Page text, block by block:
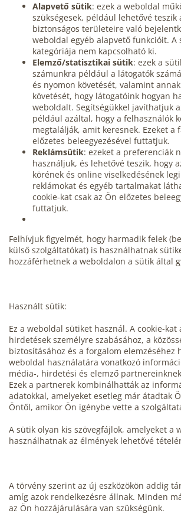
Alapvető sütik: ezek a weboldal
szükségesek, például lehetővé teszik
biztonságos területeire való
weboldal egyéb alapvető funkcióit. A
kategóriája nem kapcsolható ki.
Elemző/statisztikai sütik: ezek a
számunkra például a látogatók
és nyomon követését, valamint
követését, hogy látogatóink hogyan
weboldalt. Segítségükkel javíthatjuk
például azáltal, hogy a felhasználók
megtalálják, amit keresnek. Ezeket a
előzetes beleegyezésével futtatjuk.
Reklámsütik: ezeket a preferenciák
használjuk, és lehetővé teszik, hogy
körének és online viselkedésének
reklámokat és egyéb tartalmakat
cookie-kat csak az Ön előzetes
futtatjuk.
Felhívjuk figyelmét, hogy harmadik felek
külső szolgáltatókat) is használhatnak
hozzáférhetnek a weboldalon a sütik által
Használt sütik:
Ez a weboldal sütiket használ. A cookie-kat
hirdetések személyre szabásához, a
biztosításához és a forgalom elemzéséhez
weboldal használatára vonatkozó
média-, hirdetési és elemző
Ezek a partnerek kombinálhatták az
adatokkal, amelyeket esetleg már átadtak
Öntől, amikor Ön igénybe vette a
A sütik olyan kis szövegfájlok, amelyeket a
használhatnak az élmények lehetővé
A törvény szerint az új eszközökön addig
amíg azok rendelkezésre állnak. Minden
az Ön hozzájárulására van szükségünk.